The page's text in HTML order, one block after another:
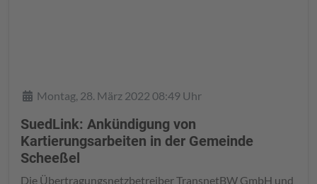
DetailsMontag, 28. März 2022 08:49 Uhr
SuedLink: Ankündigung von
Kartierungsarbeiten in der Gemeinde
Scheeßel
Die Übertragungsnetzbetreiber TransnetBW GmbH und